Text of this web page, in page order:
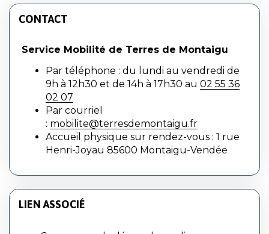
CONTACT
Service Mobilité de Terres de Montaigu
Par téléphone : du lundi au vendredi de
9h à 12h30 et de 14h à 17h30 au 02 55 36
02 07
Par courriel
: mobilite@terresdemontaigu.fr
Accueil physique sur rendez-vous : 1 rue
Henri-Joyau 85600 Montaigu-Vendée
LIEN ASSOCIÉ